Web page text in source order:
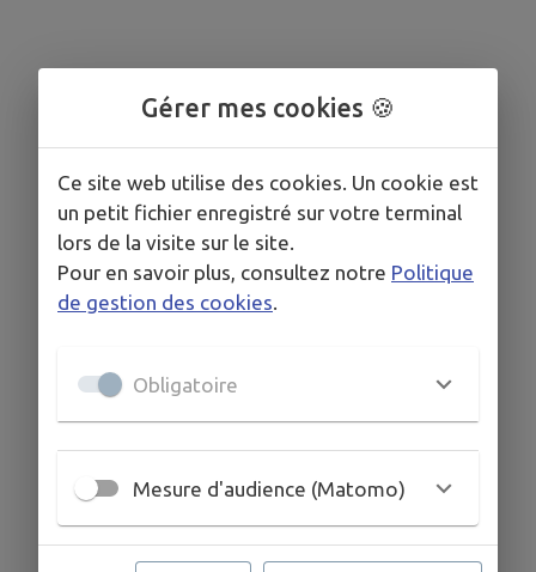
Gérer mes cookies 🍪
Ce site web utilise des cookies. Un cookie est
un petit fichier enregistré sur votre terminal
lors de la visite sur le site.
Pour en savoir plus, consultez notre Politique
de gestion des cookies.
Obligatoire
Mesure d'audience (Matomo)